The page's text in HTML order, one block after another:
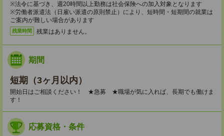
※法令に基づき、週20時間以上勤務は社会保険への加入対象となります
※労働者派遣法（日雇い派遣の原則禁止）により、短時間・短期間の就業は
ご案内が難しい場合があります
残業時間 残業はありません。
期間
短期（3ヶ月以内）
開始日はご相談ください！ ★急募 ★職場が気に入れば、長期でも働けま
す！
応募資格・条件